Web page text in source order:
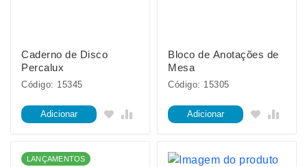
Caderno de Disco
Percalux
Código: 15345
Adicionar
Bloco de Anotações de
Mesa
Código: 15305
Adicionar
LANÇAMENTOS